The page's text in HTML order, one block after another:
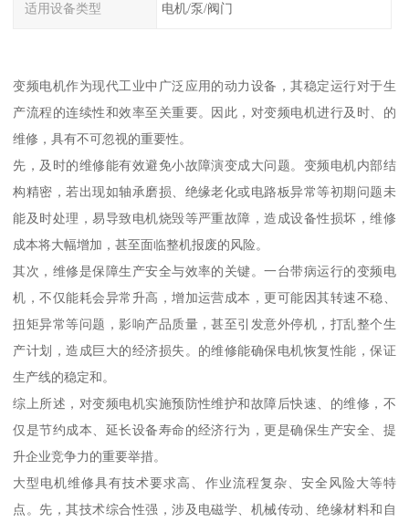
适用设备类型 电机/泵/阀门
变频电机作为现代工业中广泛应用的动力设备，其稳定运行对于生
产流程的连续性和效率至关重要。因此，对变频电机进行及时、的
维修，具有不可忽视的重要性。
先，及时的维修能有效避免小故障演变成大问题。变频电机内部结
构精密，若出现如轴承磨损、绝缘老化或电路板异常等初期问题未
能及时处理，易导致电机烧毁等严重故障，造成设备性损坏，维修
成本将大幅增加，甚至面临整机报废的风险。
其次，维修是保障生产安全与效率的关键。一台带病运行的变频电
机，不仅能耗会异常升高，增加运营成本，更可能因其转速不稳、
扭矩异常等问题，影响产品质量，甚至引发意外停机，打乱整个生
产计划，造成巨大的经济损失。的维修能确保电机恢复性能，保证
生产线的稳定和。
综上所述，对变频电机实施预防性维护和故障后快速、的维修，不
仅是节约成本、延长设备寿命的经济行为，更是确保生产安全、提
升企业竞争力的重要举措。
大型电机维修具有技术要求高、作业流程复杂、安全风险大等特
点。先，其技术综合性强，涉及电磁学、机械传动、绝缘材料和自